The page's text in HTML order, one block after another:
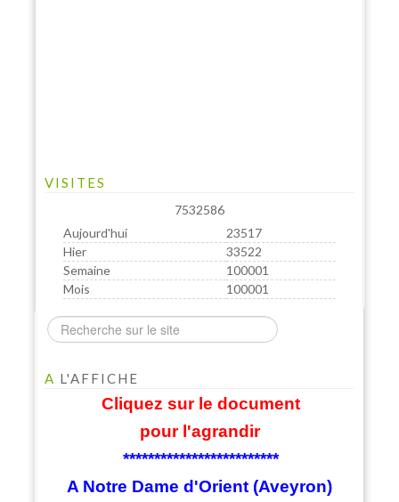
VISITES
7532586
Aujourd'hui
23517
Hier
33522
Semaine
100001
Mois
100001
A L'AFFICHE
Cliquez sur le document
pour l'agrandir
*************************
A Notre Dame d'Orient (Aveyron)